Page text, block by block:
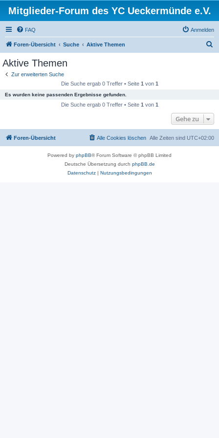
Mitglieder-Forum des YC Ueckermünde e.V.
FAQ Anmelden
Foren-Übersicht Suche Aktive Themen
Aktive Themen
Zur erweiterten Suche
Die Suche ergab 0 Treffer • Seite 1 von 1
Es wurden keine passenden Ergebnisse gefunden.
Die Suche ergab 0 Treffer • Seite 1 von 1
Gehe zu
Foren-Übersicht Alle Zeiten sind UTC+02:00
Alle Cookies löschen
Powered by phpBB® Forum Software © phpBB Limited
Deutsche Übersetzung durch phpBB.de
Datenschutz| Nutzungsbedingungen